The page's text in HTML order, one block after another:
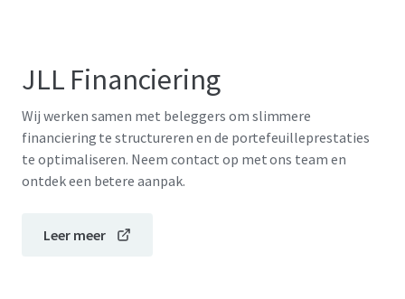
JLL Financiering
Wij werken samen met beleggers om slimmere
financiering te structureren en de portefeuilleprestaties
te optimaliseren. Neem contact op met ons team en
ontdek een betere aanpak.
Leer meer